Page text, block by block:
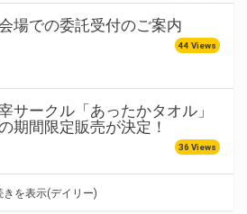
場での委託受付のご案内
44 Views
サークル「あったかタオル」
期間限定販売が決定！
36 Views
きを表示(デイリー)